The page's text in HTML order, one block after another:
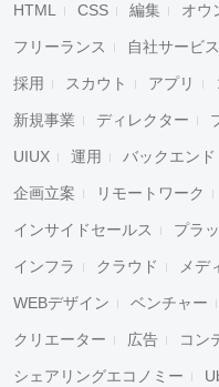
HTML CSS 編集 オウ
フリーランス 自社サービス
採用 スカウト アプリ
新規事業 ディレクター
UIUX 運用 バックエンド
企画立案 リモートワーク
インサイドセールス プラ
インフラ クラウド メデ
WEBデザイン ベンチャー
クリエーター 広告 コン
シェアリングエコノミー